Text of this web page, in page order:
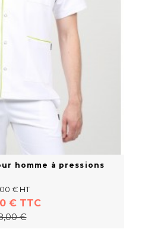
homme à pressions
€ HT
€ TTC
€